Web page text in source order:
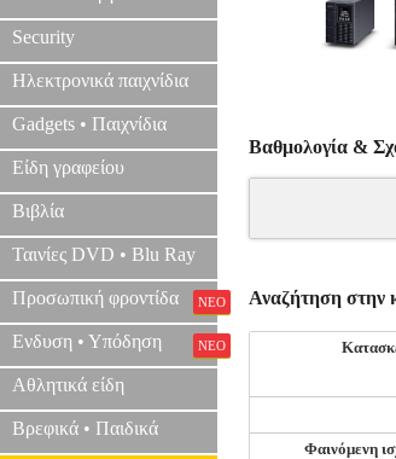
Security
Ηλεκτρονικά παιχνίδια
Gadgets • Παιχνίδια
Είδη γραφείου
Βιβλία
Ταινίες DVD • Blu Ray
Προσωπική φροντίδα ΝΕΟ
Ενδυση • Υπόδηση ΝΕΟ
Αθλητικά είδη
Βρεφικά • Παιδικά
Βαθμολογία &
Αναζήτηση στην
Φαινόμενη